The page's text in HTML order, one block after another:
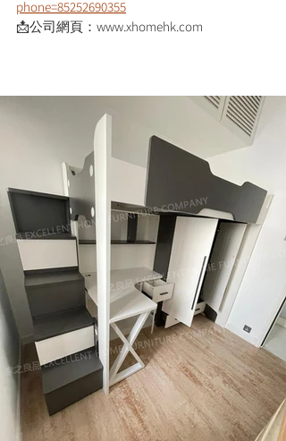
phone=85252690355
📩公司網頁：www.xhomehk.com